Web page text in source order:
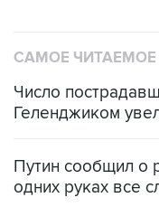
САМОЕ ЧИТАЕМОЕ
Число
Геленджиком
Путин сообщил о
одних руках все